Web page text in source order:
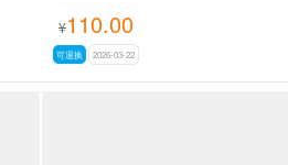
¥110.00
可退换 2026-03-22